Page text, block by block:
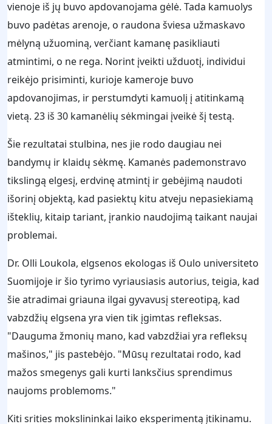
vienoje iš jų buvo apdovanojama gėlė. Tada kamuolys
buvo padėtas arenoje, o raudona šviesa užmaskavo
mėlyną užuominą, verčiant kamanę pasikliauti
atmintimi, o ne rega. Norint įveikti užduotį, individui
reikėjo prisiminti, kurioje kameroje buvo
apdovanojimas, ir perstumdyti kamuolį į atitinkamą
vietą. 23 iš 30 kamanėlių sėkmingai įveikė šį testą.
Šie rezultatai stulbina, nes jie rodo daugiau nei
bandymų ir klaidų sėkmę. Kamanės pademonstravo
tikslingą elgesį, erdvinę atmintį ir gebėjimą naudoti
išorinį objektą, kad pasiektų kitu atveju nepasiekiamą
išteklių, kitaip tariant, įrankio naudojimą taikant naujai
problemai.
Dr. Olli Loukola, elgsenos ekologas iš Oulo universiteto
Suomijoje ir šio tyrimo vyriausiasis autorius, teigia, kad
šie atradimai griauna ilgai gyvavusį stereotipą, kad
vabzdžių elgsena yra vien tik įgimtas refleksas.
"Dauguma žmonių mano, kad vabzdžiai yra refleksų
mašinos," jis pastebėjo. "Mūsų rezultatai rodo, kad
mažos smegenys gali kurti lanksčius sprendimus
naujoms problemoms."
Kiti srities mokslininkai laiko eksperimentą įtikinamu.